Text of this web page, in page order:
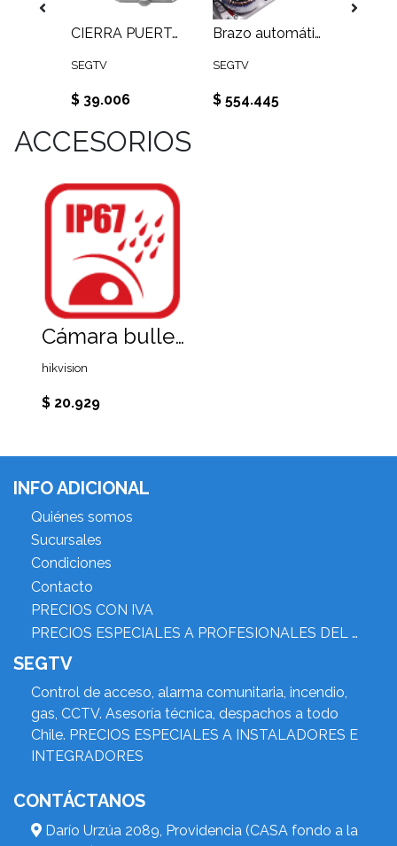
CIERRA PUERTAS AJUSTE DE VELOCIDAD Y FUERZA PARA PUERTAS DE HASTA 80Kg
SEGTV
$ 39.006
Brazo automático para puertas de abatir
SEGTV
$ 554.445
ACCESORIOS
Cámara bullet 2MP 1080 lente 2,8mm, iluminación infrarroja 20 metros
hikvision
$ 20.929
INFO ADICIONAL
Quiénes somos
Sucursales
Condiciones
Contacto
PRECIOS CON IVA
PRECIOS ESPECIALES A PROFESIONALES DEL RUBRO
SEGTV
Control de acceso, alarma comunitaria, incendio,
gas, CCTV. Asesoría técnica, despachos a todo
Chile. PRECIOS ESPECIALES A INSTALADORES E
INTEGRADORES
CONTÁCTANOS
Darío Urzúa 2089, Providencia (CASA fondo a la